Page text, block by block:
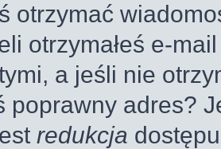
otrzymać
otrzymałeś e-
a jeśli nie
poprawny adres?
redukcja